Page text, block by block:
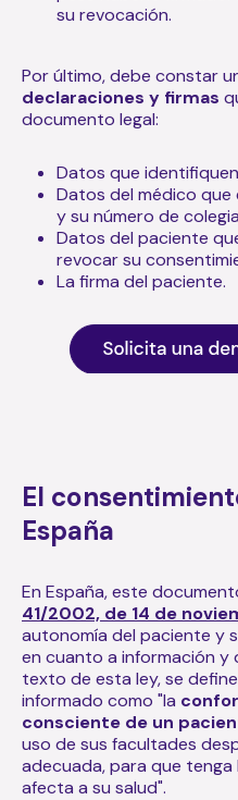
su revocación.
Por último, debe constar
declaraciones y firmas
documento legal:
Datos que
Datos del médico
y su número de
Datos del paciente
revocar su
La firma del paciente.
El
España
En España, este
41/2002, de 14 de
autonomía del paciente y
en cuanto a información y
texto de esta ley, se
informado como "la
consciente de un
uso de sus facultades
adecuada, para que
afecta a su salud".